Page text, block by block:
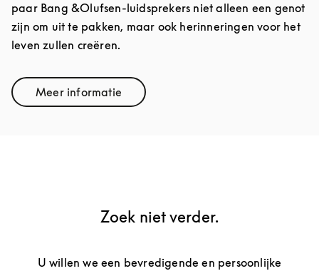
paar Bang &Olufsen-luidsprekers niet alleen een genot
zijn om uit te pakken, maar ook herinneringen voor het
leven zullen creëren.
Meer informatieLink Opens in New Tab
Zoek niet verder.
U willen we een bevredigende en persoonlijke